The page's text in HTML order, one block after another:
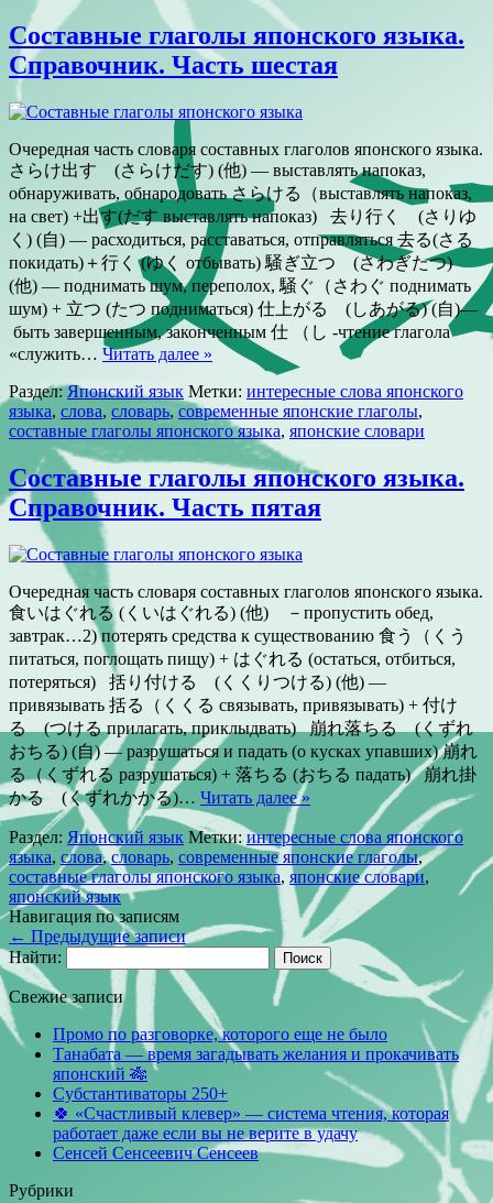
Составные глаголы японского языка.
Справочник. Часть шестая
Очередная часть словаря составных глаголов японского языка.
さらけ出す (さらけだす) (他) — выставлять напоказ,
обнаруживать, обнародовать さらける（выставлять напоказ,
на свет) +出す(だす выставлять напоказ) 去り行く (さりゆ
く) (自) — расходиться, расставаться, отправляться 去る(さる
покидать)＋行く (ゆく отбывать) 騒ぎ立つ (さわぎたつ)
(他) — поднимать шум, переполох, 騒ぐ（さわぐ поднимать
шум) + 立つ (たつ подниматься) 仕上がる (しあがる) (自)—
быть завершенным, законченным 仕 （し -чтение глагола
«служить… Читать далее »
Раздел:Японский язык Метки: интересные слова японского
языка, слова, словарь, современные японские глаголы,
составные глаголы японского языка, японские словари
Составные глаголы японского языка.
Справочник. Часть пятая
Очередная часть словаря составных глаголов японского языка.
食いはぐれる (くいはぐれる) (他) －пропустить обед,
завтрак…2) потерять средства к существованию 食う（くう
питаться, поглощать пищу) + はぐれる (остаться, отбиться,
потеряться) 括り付ける (くくりつける) (他) —
привязывать 括る（くくる связывать, привязывать) + 付け
る (つける прилагать, приклыдвать) 崩れ落ちる (くずれ
おちる) (自) — разрушаться и падать (о кусках упавших) 崩れ
る（くずれる разрушаться) + 落ちる (おちる падать) 崩れ掛
かる (くずれかかる)… Читать далее »
Раздел: Японский язык Метки: интересные слова японского
языка, слова,словарь, современные японские глаголы,
составные глаголы японского языка, японские словари,
японский язык
Навигация по записям
← Предыдущие записи
Найти:
Свежие записи
Промо по разговорке, которого еще не было
Танабата — время загадывать желания и прокачивать
японский 🎋
Субстантиваторы 250+
🍀 «Счастливый клевер» — система чтения, которая
работает даже если вы не верите в удачу
Сенсей Сенсеевич Сенсеев
Рубрики